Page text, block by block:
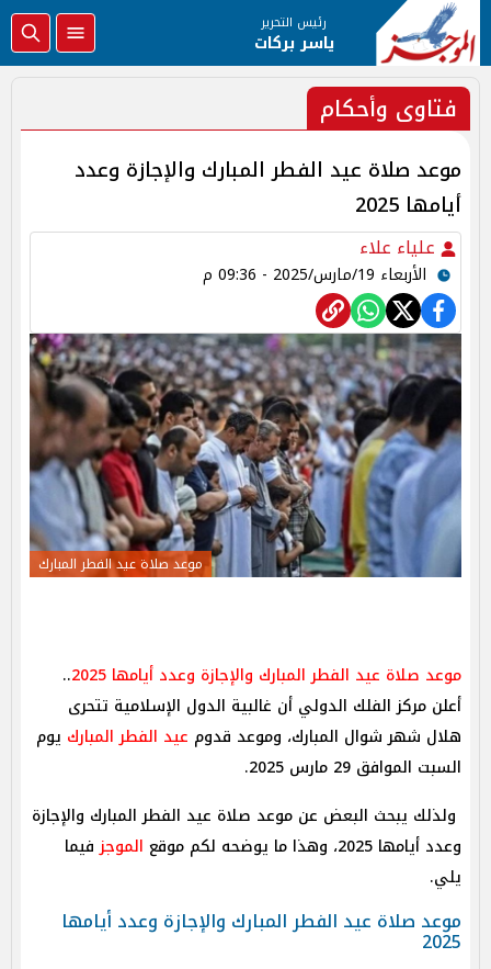
رئيس التحرير
ياسر بركات
فتاوى وأحكام
موعد صلاة عيد الفطر المبارك والإجازة وعدد
أيامها 2025
علياء علاء
الأربعاء 19/مارس/2025 - 09:36 م
موعد صلاة عيد الفطر المبارك
موعد صلاة عيد الفطر المبارك والإجازة وعدد أيامها 2025
..
أعلن مركز الفلك الدولي أن غالبية الدول الإسلامية تتحرى
هلال شهر شوال المبارك، وموعد قدوم عيد الفطر المبارك يوم
السبت الموافق 29 مارس 2025.
ولذلك يبحث البعض عن موعد صلاة عيد الفطر المبارك والإجازة
وعدد أيامها 2025، وهذا ما يوضحه لكم موقع
الموجزفيما
يلي.
موعد صلاة عيد الفطر المبارك والإجازة وعدد أيامها
2025